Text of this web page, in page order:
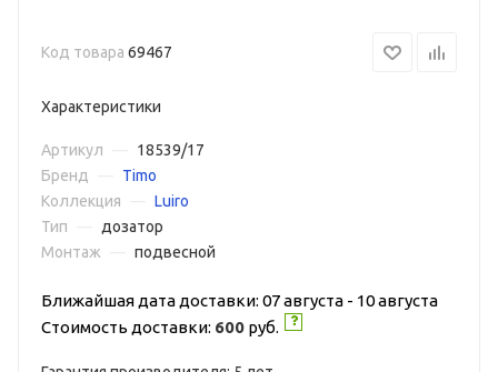
Код товара 69467
Характеристики
Артикул
18539/17
Бренд
Timo
Коллекция
Luiro
Тип
дозатор
Монтаж
подвесной
Ближайшая дата доставки: 07 августа - 10 августа
Стоимость доставки: 600 руб.